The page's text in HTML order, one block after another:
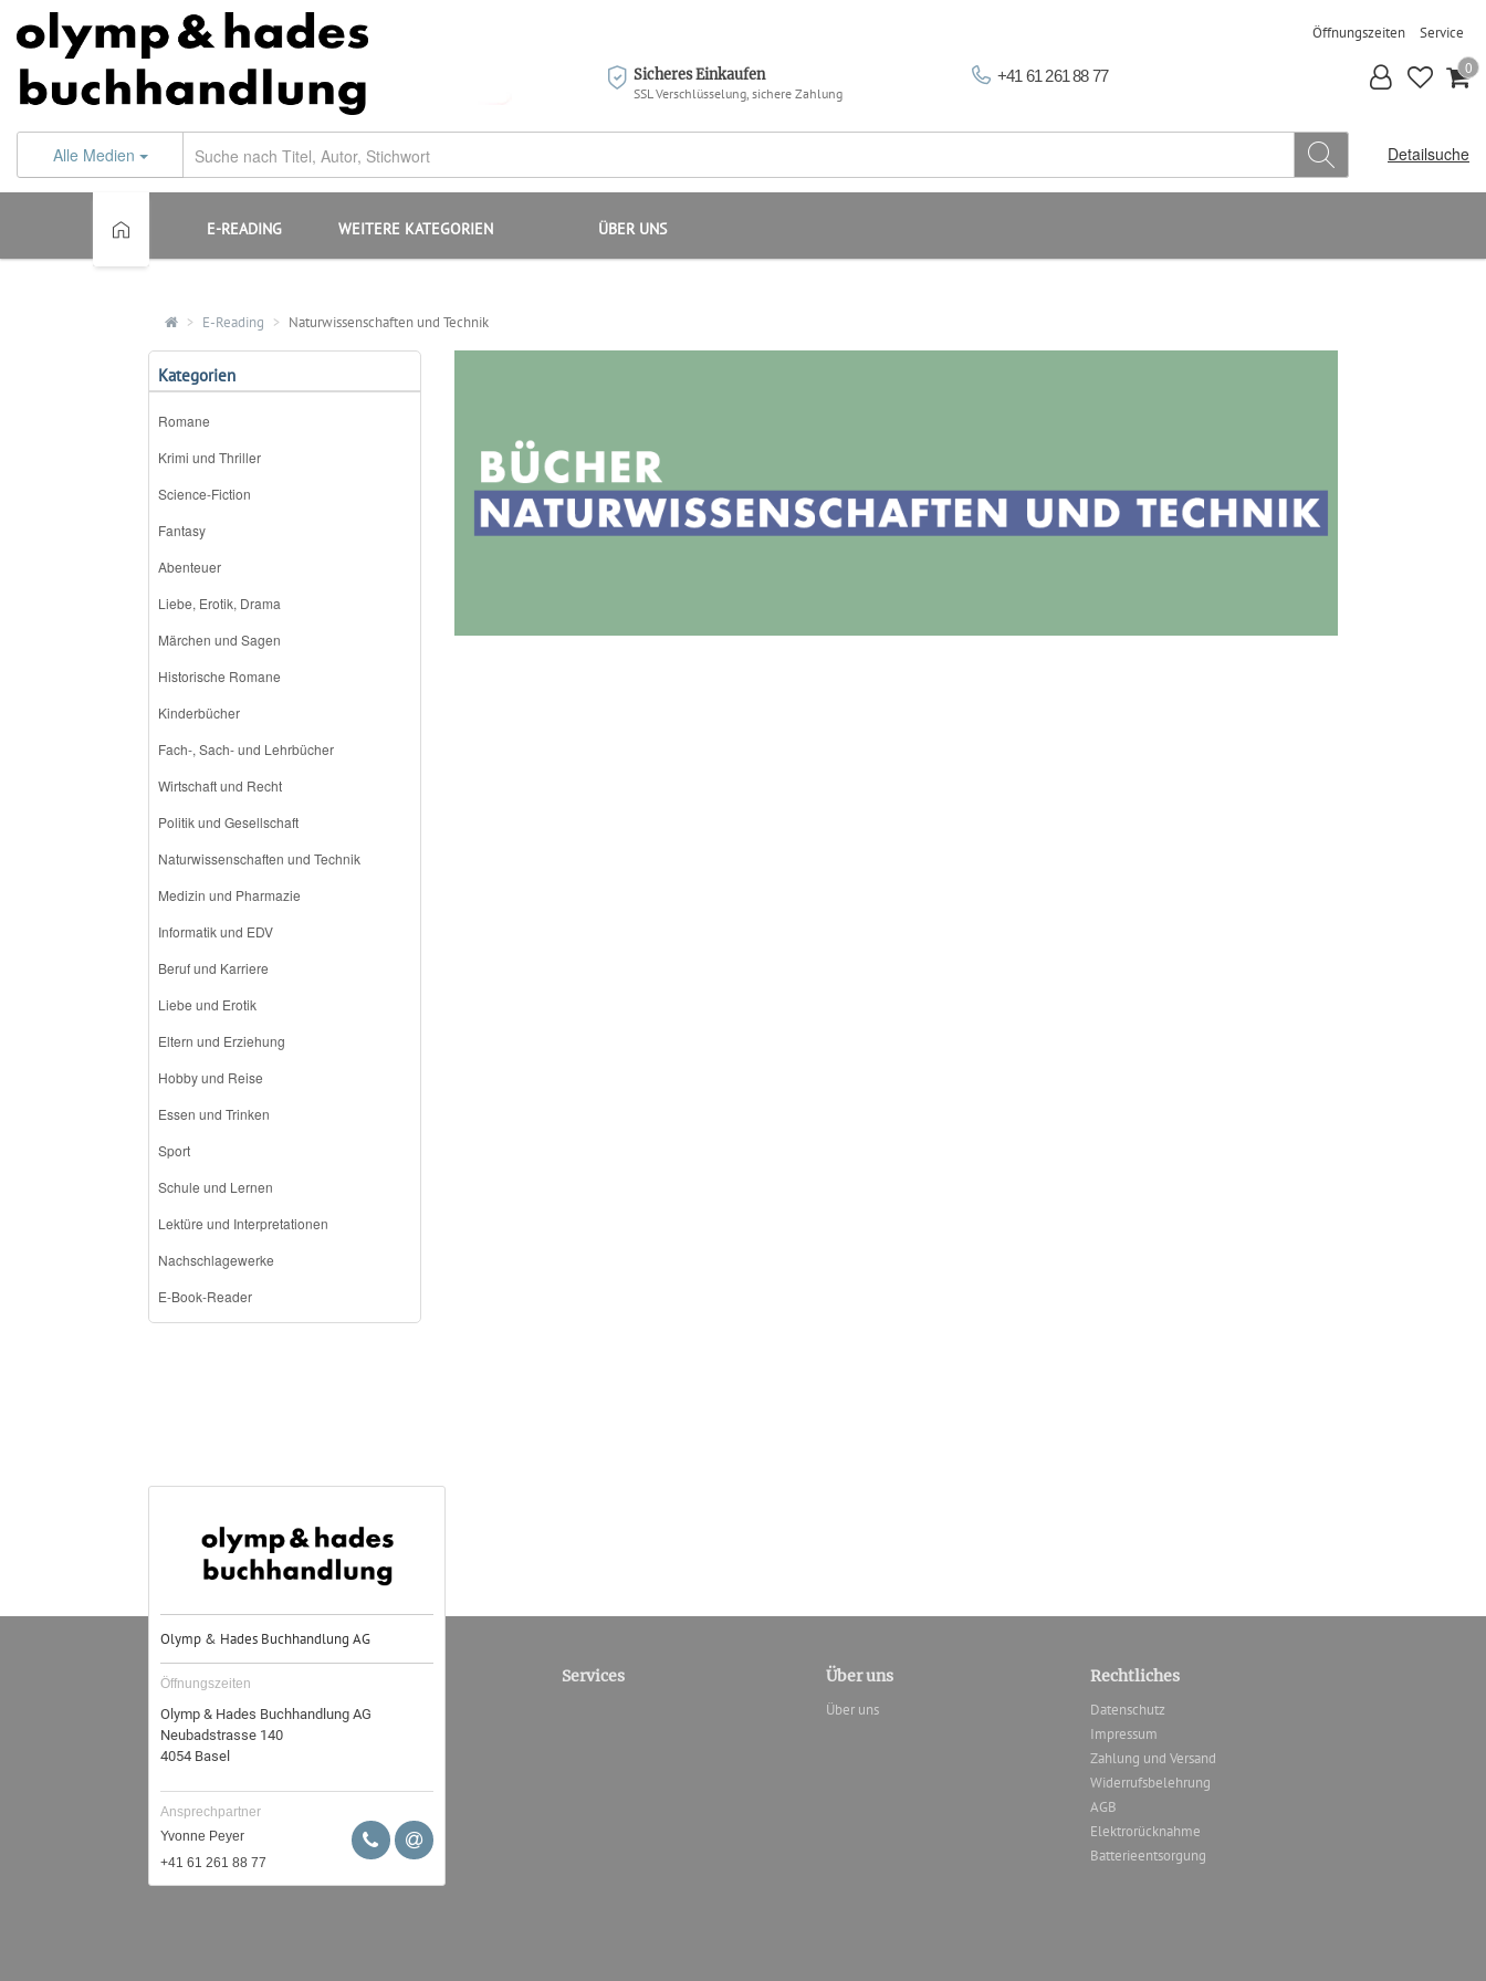
Öffnungszeiten Service
Sicheres Einkaufen
SSL Verschlüsselung, sichere Zahlung
+41 61 261 88 77 0
Alle Medien Detailsuche
E-READING WEITERE KATEGORIEN ÜBER UNS
E-Reading Naturwissenschaften und Technik
Kategorien
Romane
Krimi und Thriller
Science-Fiction
Fantasy
Abenteuer
Liebe, Erotik, Drama
Märchen und Sagen
Historische Romane
Kinderbücher
Fach-, Sach- und Lehrbücher
Wirtschaft und Recht
Politik und Gesellschaft
Naturwissenschaften und Technik
Medizin und Pharmazie
Informatik und EDV
Beruf und Karriere
Liebe und Erotik
Eltern und Erziehung
Hobby und Reise
Essen und Trinken
Sport
Schule und Lernen
Lektüre und Interpretationen
Nachschlagewerke
E-Book-Reader
Öffnungszeiten
Olymp & Hades Buchhandlung AG
Neubadstrasse 140
4054 Basel
Ansprechpartner
Yvonne Peyer
+41 61 261 88 77
Services Über uns
Über uns
Rechtliches
Datenschutz
Impressum
Zahlung und Versand
Widerrufsbelehrung
AGB
Elektrorücknahme
Batterieentsorgung